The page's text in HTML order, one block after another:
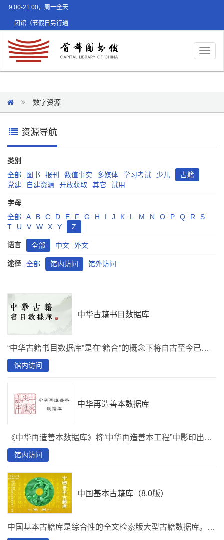
9:00-21:00，周一全天
闭馆（节假日另行通
数字资源
资源导航
类别
全部
图书 报刊 数值事实 多媒体 学习考试 少儿
古籍
党建
自建资源 开放获取 其它 试用
字母
全部
A B C D E F G H I J K L M N O P Q R
S
T
U V W X Y Z
语言 全部 中文 外文
途径 全部 馆内访问 馆外访问
中华古籍书目数据库
“中华古籍书目数据库”是在“籍合”的概念下将自古至今已整理的各类书目资源进行数字碎片化处理，统一呈现，实现一站式检索的平台。“中华古籍书目数据库第一期“ 收录65种图书，58万余条书目，6797万字。
馆内访问
中华再造善本数据库
《中华再造善本数据库》将“中华再造善本工程”中影印出版的珍贵古籍善本进行图像数字化。一期数据库，收录从唐至元的古籍善本758种。二期数据库，收录了包含明清及少数民族相关古籍善本554种。
馆内访问
中国基本古籍库（8.0版）
中国基本古籍库是综合性的全文检索版大型古籍数据库。中国基本古籍库精选先秦至民国的历代重要典籍，包括流传千古的名著、各学科基本文献以及冷门绝学的特殊著作等，总计收书1万部、18万卷；版本14,650个、26万卷；影像1,300万页、录文19亿字。